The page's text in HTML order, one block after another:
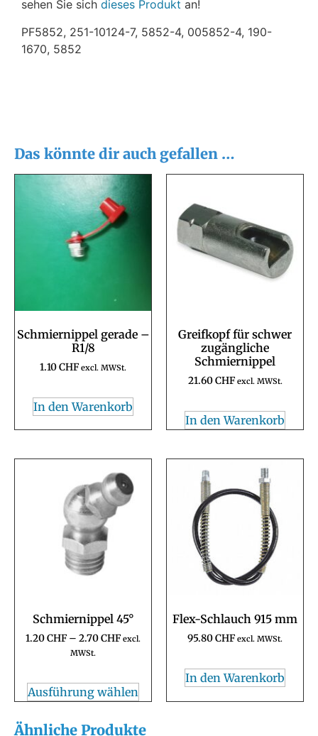
sehen Sie sich dieses Produkt an!
PF5852, 251-10124-7, 5852-4, 005852-4, 190-
1670, 5852
Das könnte dir auch gefallen …
Schmiernippel gerade –
R1/8
1.10CHF excl. MWSt.
In den Warenkorb
Greifkopf für schwer
zugängliche
Schmiernippel
21.60CHF excl. MWSt.
In den Warenkorb
Schmiernippel 45°
1.20CHF – 2.70CHF excl.
MWSt.
Ausführung wählen
Flex-Schlauch 915 mm
95.80CHF excl. MWSt.
In den Warenkorb
Ähnliche Produkte